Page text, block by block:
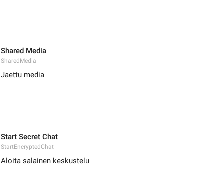
Shared Media
SharedMedia
Jaettu media
Start Secret Chat
StartEncryptedChat
Aloita salainen keskustelu